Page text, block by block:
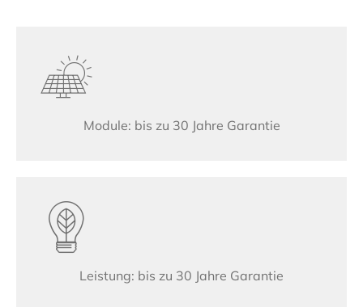
Module: bis zu 30 Jahre Garantie
Leistung: bis zu 30 Jahre Garantie